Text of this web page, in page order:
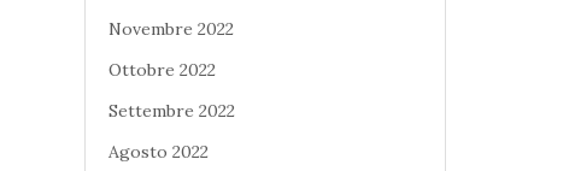
Novembre 2022
Ottobre 2022
Settembre 2022
Agosto 2022